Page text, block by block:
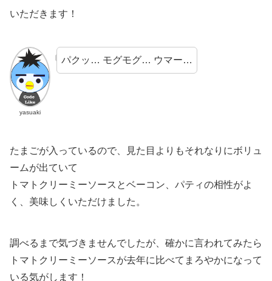
いただきます！
yasuaki
パクッ… モグモグ… ウマー…
たまごが入っているので、見た目よりもそれなりにボリュ
ームが出ていて
トマトクリーミーソースとベーコン、パティの相性がよ
く、美味しくいただけました。
調べるまで気づきませんでしたが、確かに言われてみたら
トマトクリーミーソースが去年に比べてまろやかになって
いる気がします！